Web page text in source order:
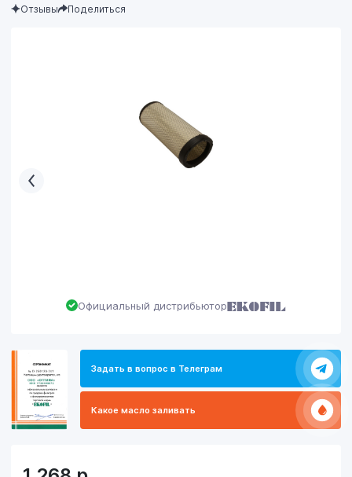
Официальный дистрибьютор
Задать в вопрос в Телеграм
Какое масло заливать
Отзывы Поделиться